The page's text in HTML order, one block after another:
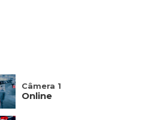
Câmera 1
Online